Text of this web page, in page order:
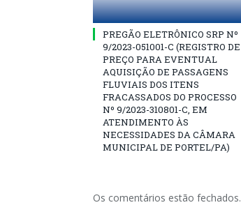
PREGÃO ELETRÔNICO SRP Nº
9/2023-051001-C (REGISTRO DE
PREÇO PARA EVENTUAL
AQUISIÇÃO DE PASSAGENS
FLUVIAIS DOS ITENS
FRACASSADOS DO PROCESSO
Nº 9/2023-310801-C, EM
ATENDIMENTO ÀS
NECESSIDADES DA CÂMARA
MUNICIPAL DE PORTEL/PA)
Os comentários estão fechados.